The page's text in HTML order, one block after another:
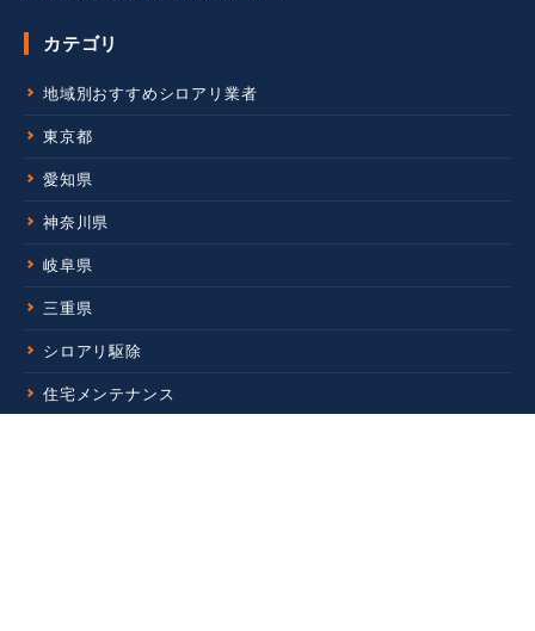
カテゴリ
地域別おすすめシロアリ業者
東京都
愛知県
神奈川県
岐阜県
三重県
シロアリ駆除
住宅メンテナンス